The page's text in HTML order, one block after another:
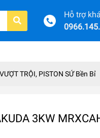
Hỗ trợ
TRỘI, PISTON SỨ Bền Bỉ
3KW